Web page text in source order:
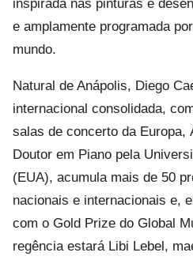
inspirada nas pinturas e
e amplamente programada
mundo.
Natural de Anápolis, Diego
internacional consolidada,
salas de concerto da Europa,
Doutor em Piano pela
(EUA), acumula mais de 50
nacionais e internacionais e,
com o Gold Prize do Global
regência estará Libi Lebel,